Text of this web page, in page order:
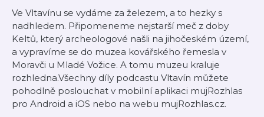
Ve Vltavínu se vydáme za železem, a to hezky s
nadhledem. Připomeneme nejstarší meč z doby
Keltů, který archeologové našli na jihočeském území,
a vypravíme se do muzea kovářského řemesla v
Moravči u Mladé Vožice. A tomu muzeu kraluje
rozhledna.Všechny díly podcastu Vltavín můžete
pohodlně poslouchat v mobilní aplikaci mujRozhlas
pro Android a iOS nebo na webu mujRozhlas.cz.